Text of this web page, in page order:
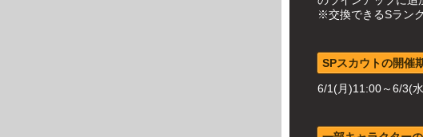
※交換できるSラン
SPスカウトの開催
6/1(月)11:00～6/3(